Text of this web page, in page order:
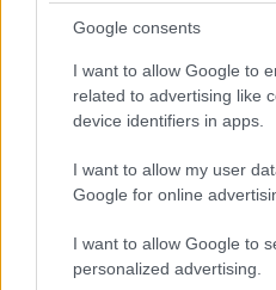
Google consents
I want to allow Google to
related to advertising like
device identifiers in apps.
I want to allow my user
Google for online
I want to allow Google to
personalized advertising.
Beginselen van de Verenigde